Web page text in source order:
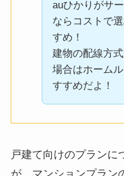
auひかりがサ
ならコストで
すめ！
建物の配線方
場合はホーム
すすめだよ！
戸建て向けのプランに
が、マンションプラン